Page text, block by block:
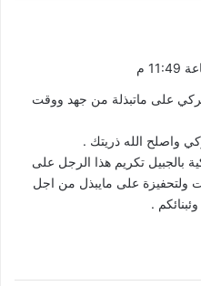
تركي على ماتبذلة من جهد ووقت
واصلح الله ذريتك .
بالجبيل تكريم هذا الرجل على
ولتحفيزة على مايبذل من اجل
.